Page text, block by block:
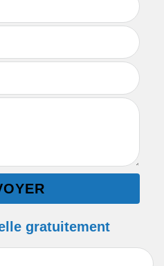
gratuitement